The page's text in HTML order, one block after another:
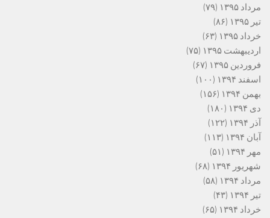
مرداد ۱۳۹۵
(۷۹)
تیر ۱۳۹۵
(۸۶)
خرداد ۱۳۹۵
(۶۳)
اردیبهشت ۱۳۹۵
(۷۵)
فروردین ۱۳۹۵
(۶۷)
اسفند ۱۳۹۴
(۱۰۰)
بهمن ۱۳۹۴
(۱۵۶)
دی ۱۳۹۴
(۱۸۰)
آذر ۱۳۹۴
(۱۲۲)
آبان ۱۳۹۴
(۱۱۳)
مهر ۱۳۹۴
(۵۱)
شهریور ۱۳۹۴
(۶۸)
مرداد ۱۳۹۴
(۵۸)
تیر ۱۳۹۴
(۴۳)
خرداد ۱۳۹۴
(۶۵)